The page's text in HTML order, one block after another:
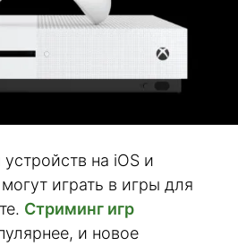
на iOS и
играть в игры для
Стриминг игр
и новое